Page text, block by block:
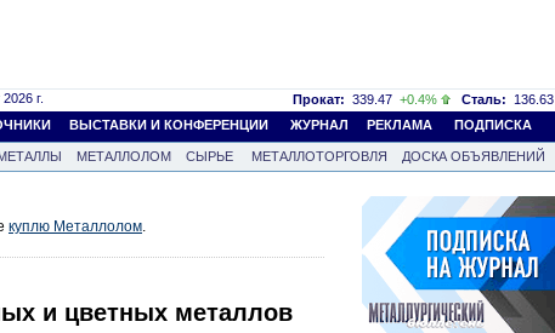
г. Прокат: 339.47 +0.4% Сталь: 136.63
ВЫСТАВКИ И КОНФЕРЕНЦИИ ЖУРНАЛ РЕКЛАМА ПОДПИСКА
МЕТАЛЛОЛОМ СЫРЬЕ МЕТАЛЛОТОРГОВЛЯ
ДОСКА ОБЪЯВЛЕНИЙ
куплю Металлолом.
и цветных металлов